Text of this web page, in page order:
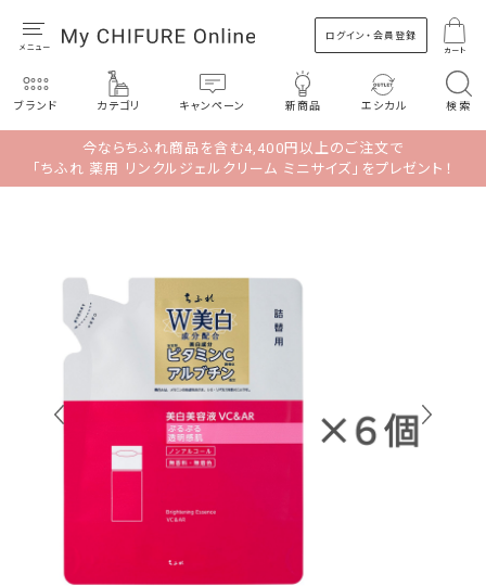
ログイン・会員登録
カート
ブランド カテゴリ キャンペーン 新商品 エシカル 検索
今ならちふれ商品を含む4,400円以上のご注文で
「ちふれ 薬用 リンクルジェルクリーム ミニサイズ」をプレゼント！